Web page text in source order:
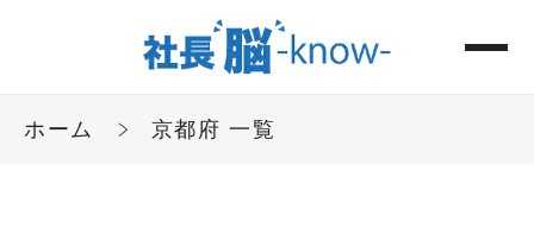
ホーム 京都府 一覧